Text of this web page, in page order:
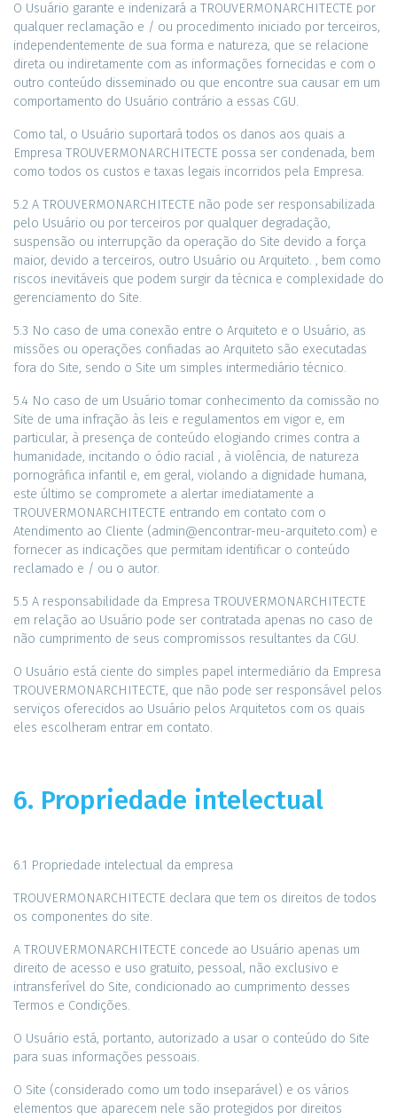
O Usuário garante e indenizará a TROUVERMONARCHITECTE por
qualquer reclamação e / ou procedimento iniciado por terceiros,
independentemente de sua forma e natureza, que se relacione
direta ou indiretamente com as informações fornecidas e com o
outro conteúdo disseminado ou que encontre sua causar em um
comportamento do Usuário contrário a essas CGU.
Como tal, o Usuário suportará todos os danos aos quais a
Empresa TROUVERMONARCHITECTE possa ser condenada, bem
como todos os custos e taxas legais incorridos pela Empresa.
5.2 A TROUVERMONARCHITECTE não pode ser responsabilizada
pelo Usuário ou por terceiros por qualquer degradação,
suspensão ou interrupção da operação do Site devido a força
maior, devido a terceiros, outro Usuário ou Arquiteto. , bem como
riscos inevitáveis ​​que podem surgir da técnica e complexidade do
gerenciamento do Site.
5.3 No caso de uma conexão entre o Arquiteto e o Usuário, as
missões ou operações confiadas ao Arquiteto são executadas
fora do Site, sendo o Site um simples intermediário técnico.
5.4 No caso de um Usuário tomar conhecimento da comissão no
Site de uma infração às leis e regulamentos em vigor e, em
particular, à presença de conteúdo elogiando crimes contra a
humanidade, incitando o ódio racial , à violência, de natureza
pornográfica infantil e, em geral, violando a dignidade humana,
este último se compromete a alertar imediatamente a
TROUVERMONARCHITECTE entrando em contato com o
Atendimento ao Cliente (admin@encontrar-meu-arquiteto.com) e
fornecer as indicações que permitam identificar o conteúdo
reclamado e / ou o autor.
5.5 A responsabilidade da Empresa TROUVERMONARCHITECTE
em relação ao Usuário pode ser contratada apenas no caso de
não cumprimento de seus compromissos resultantes da CGU.
O Usuário está ciente do simples papel intermediário da Empresa
TROUVERMONARCHITECTE, que não pode ser responsável pelos
serviços oferecidos ao Usuário pelos Arquitetos com os quais
eles escolheram entrar em contato.
6. Propriedade intelectual
6.1 Propriedade intelectual da empresa
TROUVERMONARCHITECTE declara que tem os direitos de todos
os componentes do site.
A TROUVERMONARCHITECTE concede ao Usuário apenas um
direito de acesso e uso gratuito, pessoal, não exclusivo e
intransferível do Site, condicionado ao cumprimento desses
Termos e Condições.
O Usuário está, portanto, autorizado a usar o conteúdo do Site
para suas informações pessoais.
O Site (considerado como um todo inseparável) e os vários
elementos que aparecem nele são protegidos por direitos